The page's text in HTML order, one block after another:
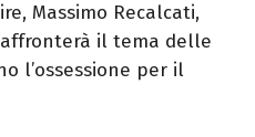
Massimo Recalcati,
il tema delle
l’ossessione per il